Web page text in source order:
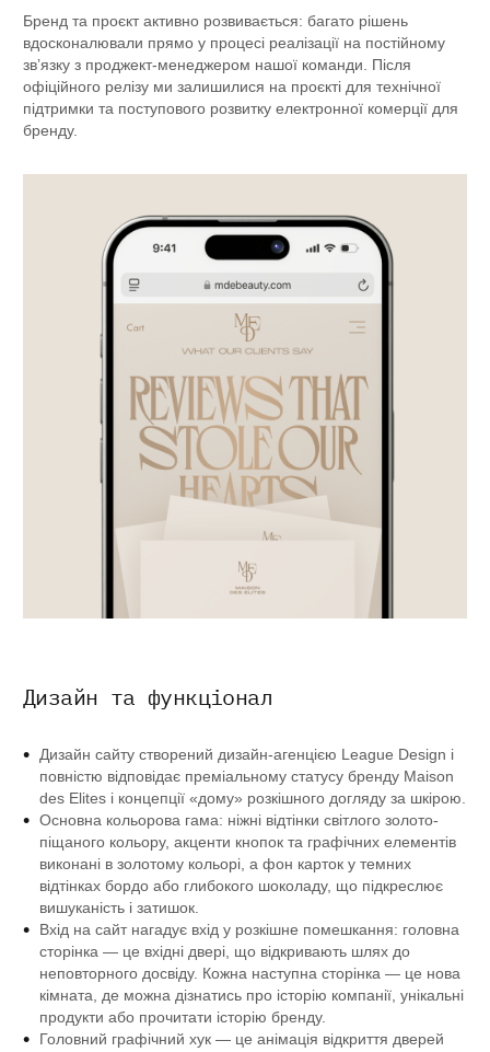
Бренд та проєкт активно розвивається: багато рішень
вдосконалювали прямо у процесі реалізації на постійному
звʼязку з проджект-менеджером нашої команди. Після
офіційного релізу ми залишилися на проєкті для технічної
підтримки та поступового розвитку електронної комерції для
бренду.
Дизайн та функціонал
Дизайн сайту створений дизайн-агенцією League Design і
повністю відповідає преміальному статусу бренду Maison
des Elites і концепції «дому» розкішного догляду за шкірою.
Основна кольорова гама: ніжні відтінки світлого золото-
піщаного кольору, акценти кнопок та графічних елементів
виконані в золотому кольорі, а фон карток у темних
відтінках бордо або глибокого шоколаду, що підкреслює
вишуканість і затишок.
Вхід на сайт нагадує вхід у розкішне помешкання: головна
сторінка — це вхідні двері, що відкривають шлях до
неповторного досвіду. Кожна наступна сторінка — це нова
кімната, де можна дізнатись про історію компанії, унікальні
продукти або прочитати історію бренду.
Головний графічний хук — це анімація відкриття дверей